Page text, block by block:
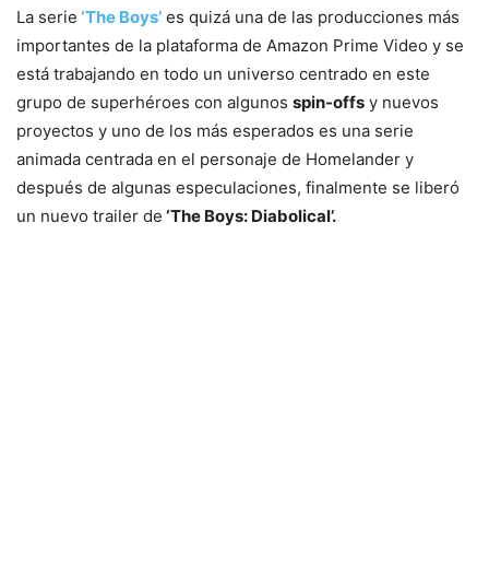
La serie ‘The Boys’ es quizá una de las producciones más
importantes de la plataforma de Amazon Prime Video y se
está trabajando en todo un universo centrado en este
grupo de superhéroes con algunos spin-offs y nuevos
proyectos y uno de los más esperados es una serie
animada centrada en el personaje de Homelander y
después de algunas especulaciones, finalmente se liberó
un nuevo trailer de ‘The Boys: Diabolical’.